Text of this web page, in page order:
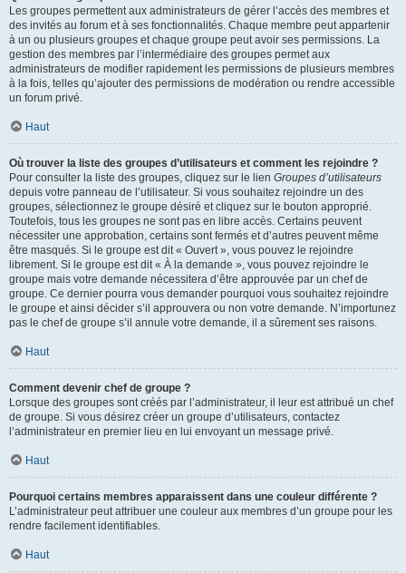
Les groupes permettent aux administrateurs de gérer l’accès des membres et
des invités au forum et à ses fonctionnalités. Chaque membre peut appartenir
à un ou plusieurs groupes et chaque groupe peut avoir ses permissions. La
gestion des membres par l’intermédiaire des groupes permet aux
administrateurs de modifier rapidement les permissions de plusieurs membres
à la fois, telles qu’ajouter des permissions de modération ou rendre accessible
un forum privé.
Haut
Où trouver la liste des groupes d’utilisateurs et comment les rejoindre ?
Pour consulter la liste des groupes, cliquez sur le lien Groupes d’utilisateurs
depuis votre panneau de l’utilisateur. Si vous souhaitez rejoindre un des
groupes, sélectionnez le groupe désiré et cliquez sur le bouton approprié.
Toutefois, tous les groupes ne sont pas en libre accès. Certains peuvent
nécessiter une approbation, certains sont fermés et d’autres peuvent même
être masqués. Si le groupe est dit « Ouvert », vous pouvez le rejoindre
librement. Si le groupe est dit « À la demande », vous pouvez rejoindre le
groupe mais votre demande nécessitera d’être approuvée par un chef de
groupe. Ce dernier pourra vous demander pourquoi vous souhaitez rejoindre
le groupe et ainsi décider s’il approuvera ou non votre demande. N’importunez
pas le chef de groupe s’il annule votre demande, il a sûrement ses raisons.
Haut
Comment devenir chef de groupe ?
Lorsque des groupes sont créés par l’administrateur, il leur est attribué un chef
de groupe. Si vous désirez créer un groupe d’utilisateurs, contactez
l’administrateur en premier lieu en lui envoyant un message privé.
Haut
Pourquoi certains membres apparaissent dans une couleur différente ?
L’administrateur peut attribuer une couleur aux membres d’un groupe pour les
rendre facilement identifiables.
Haut